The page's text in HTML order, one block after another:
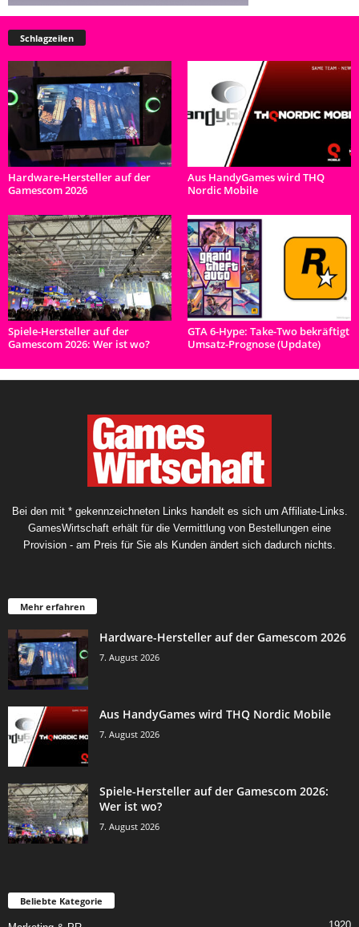
Schlagzeilen
Hardware-Hersteller auf der
Gamescom 2026
Aus HandyGames wird THQ
Nordic Mobile
Spiele-Hersteller auf der
Gamescom 2026: Wer ist wo?
GTA 6-Hype: Take-Two bekräftigt
Umsatz-Prognose (Update)
Bei den mit * gekennzeichneten Links handelt es sich um Affiliate-Links.
GamesWirtschaft erhält für die Vermittlung von Bestellungen eine
Provision - am Preis für Sie als Kunden ändert sich dadurch nichts.
Mehr erfahren
Hardware-Hersteller auf der Gamescom 2026
7. August 2026
Aus HandyGames wird THQ Nordic Mobile
7. August 2026
Spiele-Hersteller auf der Gamescom 2026:
Wer ist wo?
7. August 2026
Beliebte Kategorie